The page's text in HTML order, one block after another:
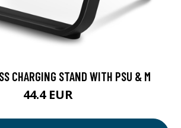
CHARGING STAND WITH PSU & M
44.4 EUR